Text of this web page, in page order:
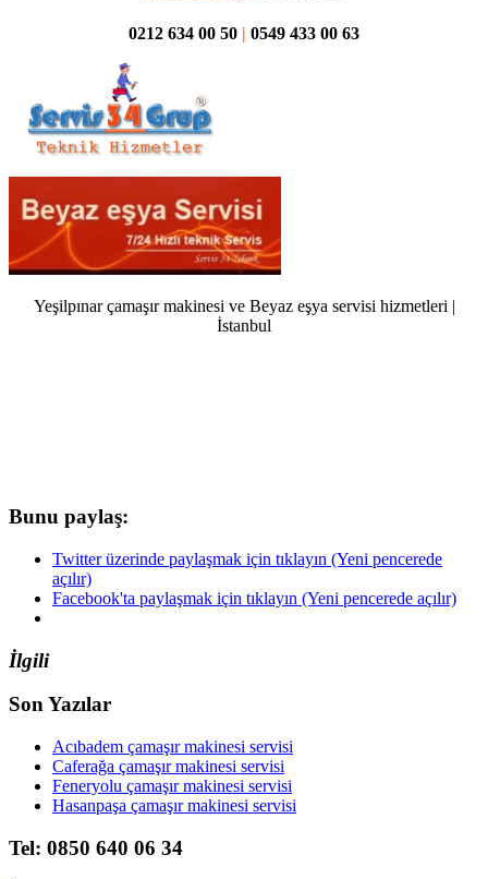
0212 634 00 50 0549 433 00 63
Yeşilpınar çamaşır makinesi ve Beyaz eşya servisi hizmetleri |
İstanbul
Bunu paylaş:
Twitter üzerinde paylaşmak için tıklayın (Yeni pencerede
açılır)
Facebook'ta paylaşmak için tıklayın (Yeni pencerede açılır)
İlgili
Son Yazılar
Acıbadem çamaşır makinesi servisi
Caferağa çamaşır makinesi servisi
Feneryolu çamaşır makinesi servisi
Hasanpaşa çamaşır makinesi servisi
Tel: 0850 640 06 34